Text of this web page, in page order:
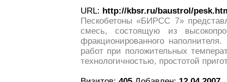
URL: http://kbsr.ru/baustrol/
Пескобетоны «БИРСС 7»
смесь, состоящую из
фракционированного
работ при положительных
технологичностью, простотой